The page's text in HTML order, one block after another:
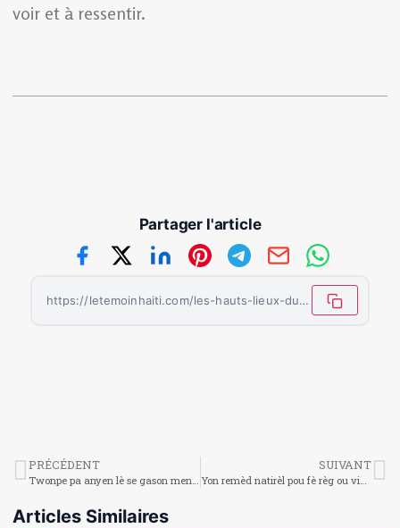
voir et à ressentir.
Partager l'article
https://letemoinhaiti.com/les-hauts-lieux-du-vodou-haitien/
PRÉCÉDENT SUIVANT
Articles Similaires